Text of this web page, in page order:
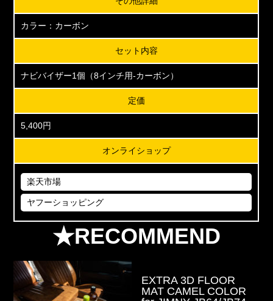
カラー：カーボン
セット内容
ナビバイザー1個（8インチ用-カーボン）
定価
5,400円
オンライショップ
楽天市場
ヤフーショッピング
★RECOMMEND
EXTRA 3D FLOOR
MAT CAMEL COLOR